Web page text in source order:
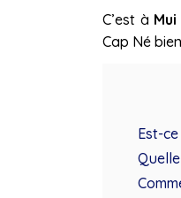
C’est à Mui
Cap Né
Est-